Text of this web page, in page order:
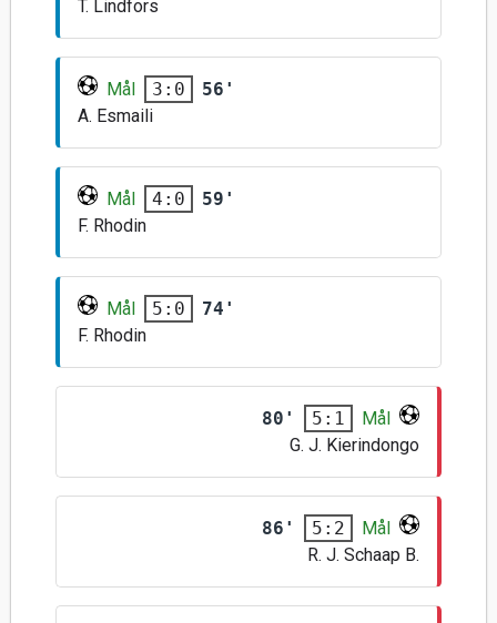
T. Lindfors
Mål 3:0
56'
A. Esmaili
Mål 4:0
59'
F. Rhodin
Mål 5:0
74'
F. Rhodin
80' 5:1
Mål
G. J. Kierindongo
86' 5:2
Mål
R. J. Schaap B.